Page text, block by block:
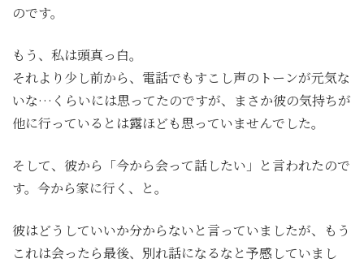
のです。
もう、私は頭真っ白。
それより少し前から、電話でもすこし声のトーンが元気な
いな…くらいには思ってたのですが、まさか彼の気持ちが
他に行っているとは露ほども思っていませんでした。
そして、彼から「今から会って話したい」と言われたので
す。今から家に行く、と。
彼はどうしていいか分からないと言っていましたが、もう
これは会ったら最後、別れ話になるなと予感していまし